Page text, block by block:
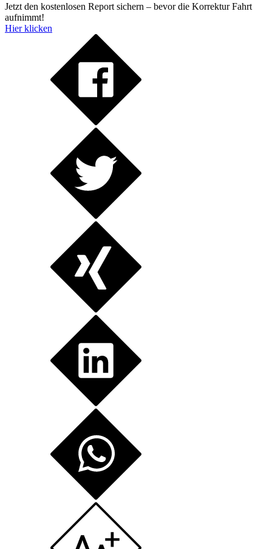
Jetzt den kostenlosen Report sichern – bevor die Korrektur Fahrt
aufnimmt!
Hier klicken